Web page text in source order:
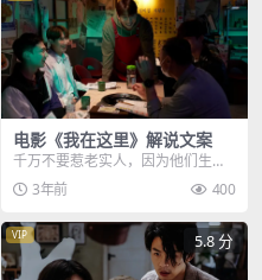
电影《我在这里》解说文案
千万不要惹老实人，因为他们生气
了，后果不堪设想，三个小伙谈到
了阿文的女朋友，言语...
3年前 400
VIP 5.8 分